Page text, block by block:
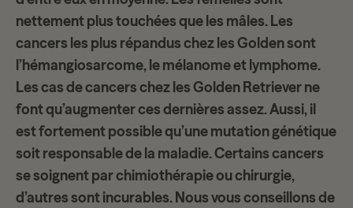
nettement plus touchées que les mâles. Les
cancers les plus répandus chez les Golden sont
l’hémangiosarcome, le mélanome et lymphome.
Les cas de cancerschez les Golden Retriever ne
font qu’augmenter ces dernières assez. Aussi, il
est fortement possible qu’une mutation génétique
soit responsable de la maladie. Certains cancers
se soignent parchimiothérapie ou chirurgie,
d’autres sont incurables. Nous vous conseillons de